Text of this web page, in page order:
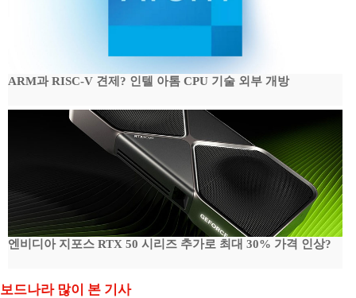
ARM과 RISC-V 견제? 인텔 아톰 CPU 기술 외부 개방
엔비디아 지포스 RTX 50 시리즈 추가로 최대 30% 가격 인상?
보드나라 많이 본 기사